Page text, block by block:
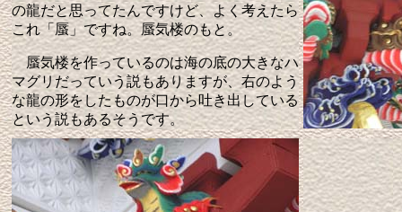
の龍だと思ってたんですけど、よく考えたら
これ「蜃」ですね。蜃気楼のもと。
蜃気楼を作っているのは海の底の大きなハ
マグリだっていう説もありますが、右のよう
な龍の形をしたものが口から吐き出している
という説もあるそうです。